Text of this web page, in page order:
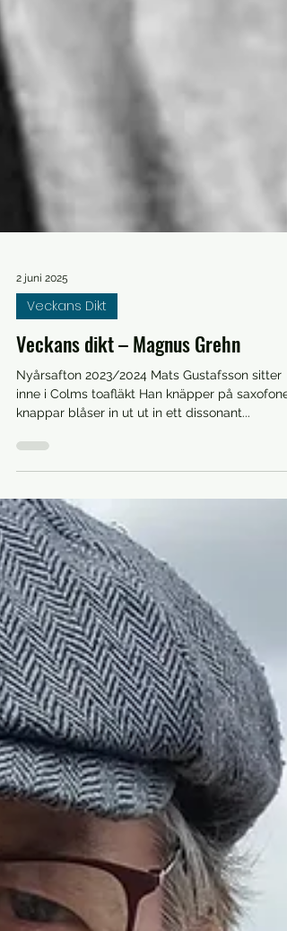
2 juni 2025
Veckans Dikt
Veckans dikt – Magnus Grehn
Nyårsafton 2023/2024 Mats Gustafsson sitter
knappar blåser in ut ut in ett dissonant...